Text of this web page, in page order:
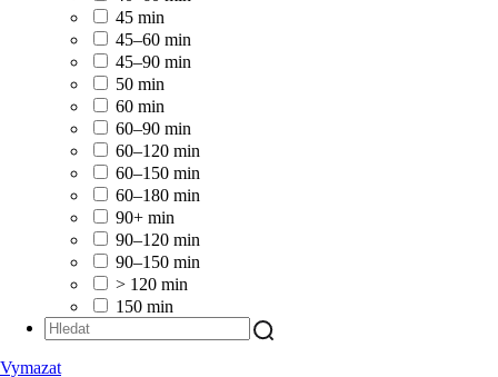
45 min
45–60 min
45–90 min
50 min
60 min
60–90 min
60–120 min
60–150 min
60–180 min
90+ min
90–120 min
90–150 min
> 120 min
150 min
Vymazat